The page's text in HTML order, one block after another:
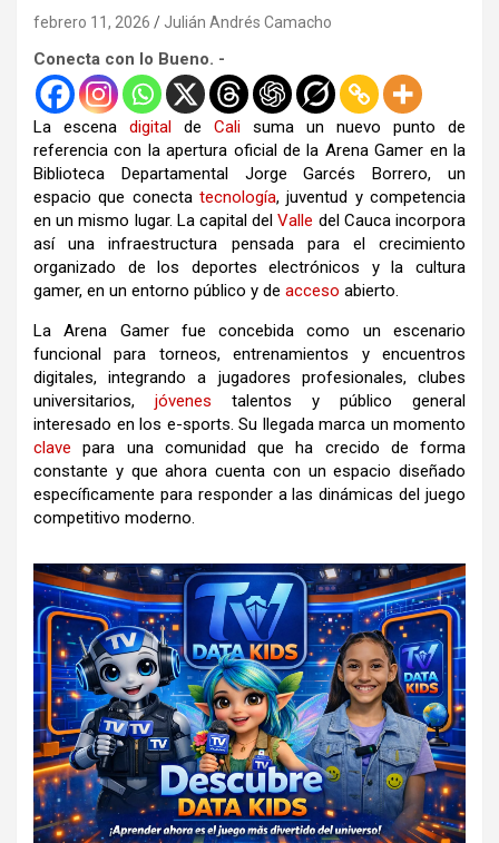
febrero 11, 2026 Julián Andrés Camacho
Conecta con lo Bueno. -
La escena digital de Cali suma un nuevo punto de
referencia con la apertura oficial de la Arena Gamer en la
Biblioteca Departamental Jorge Garcés Borrero, un
espacio que conecta tecnología, juventud y competencia
en un mismo lugar. La capital delValle del Cauca incorpora
así una infraestructura pensada para el crecimiento
organizado de los deportes electrónicos y la cultura
gamer, en un entorno público y de acceso abierto.
La Arena Gamer fue concebida como un escenario
funcional para torneos, entrenamientos y encuentros
digitales, integrando a jugadores profesionales, clubes
universitarios, jóvenes talentos y público general
interesado en los e-sports. Su llegada marca un momento
clave para una comunidad que ha crecido de forma
constante y que ahora cuenta con un espacio diseñado
específicamente para responder a las dinámicas del juego
competitivo moderno.